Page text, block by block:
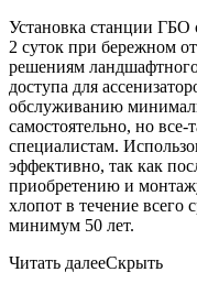
Установка станции
2 суток при бережном
решениям
доступа для
обслуживанию
самостоятельно, но все-
специалистам.
эффективно, так как
приобретению и
хлопот в течение всего
минимум 50 лет.
Читать далееСкрыть